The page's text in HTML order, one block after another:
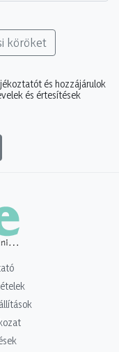
köröket
és hozzájárulok
és értesítések